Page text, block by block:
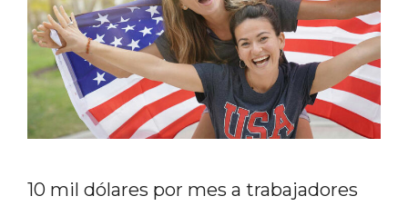
10 mil dólares por mes a trabajadores